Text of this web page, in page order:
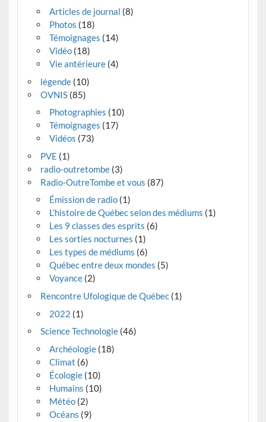
Articles de journal (8)
Photos (18)
Témoignages (14)
Vidéo(18)
Vie antérieure(4)
légende(10)
OVNIS(85)
Photographies (10)
Témoignages (17)
Vidéos (73)
PVE (1)
radio-outretombe(3)
Radio-OutreTombe et vous (87)
Émission de radio(1)
L'histoire de Québec selon des médiums (1)
Les 9 classes des esprits (6)
Les sorties nocturnes (1)
Les types de médiums (6)
Québec entre deux mondes (5)
Voyance(2)
Rencontre Ufologique de Québec(1)
2022 (1)
Science Technologie(46)
Archéologie(18)
Climat (6)
Écologie(10)
Humains (10)
Météo(2)
Océans (9)